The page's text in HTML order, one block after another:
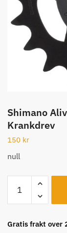
Shimano
Krankdrev
150 kr
null
Alivio
M430,
BCD
Gratis frakt over